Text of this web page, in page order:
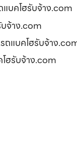
บคโฮรับจ้าง.com
บจ้าง.com
ถแบคโฮรับจ้าง
ฮรับจ้าง.com